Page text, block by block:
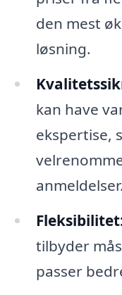
den mest
løsning.
kan have
ekspertise,
anmeldelser.
tilbyder
passer